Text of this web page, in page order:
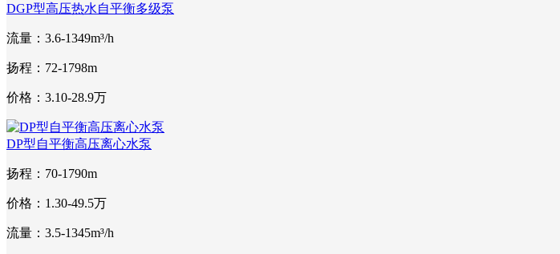
DGP型高压热水自平衡多级泵
流量：3.6-1349m³/h
扬程：72-1798m
价格：3.10-28.9万
DP型自平衡高压离心水泵
扬程：70-1790m
价格：1.30-49.5万
流量：3.5-1345m³/h